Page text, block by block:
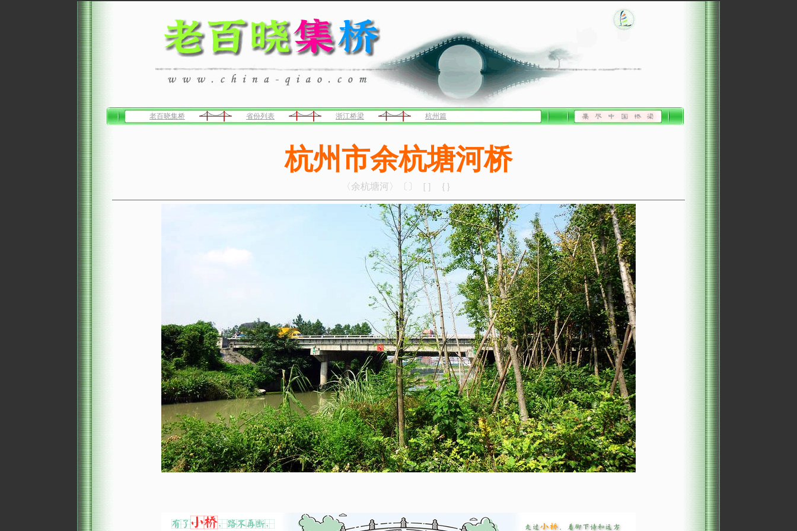
老百晓集桥 省份列表 浙江桥梁 杭州篇
杭州市余杭塘河桥
〈余杭塘河〉〔〕［］｛｝